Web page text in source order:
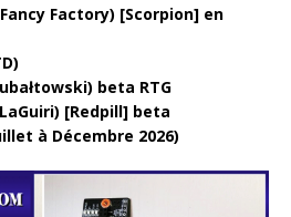
Factory) [Scorpion] en
beta RTG
[Redpill] beta
à Décembre 2026)